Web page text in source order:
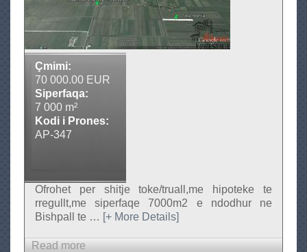
g
e
e
n
e
h
i
j
Çmimi:
70 000.00 EUR
Siperfaqa:
7 000 m²
Kodi i Prones:
AP-347
Ofrohet per shitje toke/truall,me hipoteke te
rregullt,me siperfaqe 7000m2 e ndodhur ne
Bishpall te … [+ More Details]
Read more